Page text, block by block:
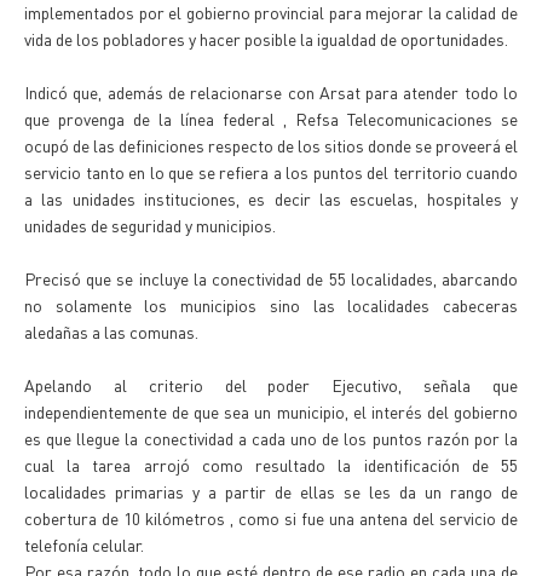
implementados por el gobierno provincial para mejorar la calidad de
vida de los pobladores y hacer posible la igualdad de oportunidades.
Indicó que, además de relacionarse con Arsat para atender todo lo
que provenga de la línea federal , Refsa Telecomunicaciones se
ocupó de las definiciones respecto de los sitios donde se proveerá el
servicio tanto en lo que se refiera a los puntos del territorio cuando
a las unidades instituciones, es decir las escuelas, hospitales y
unidades de seguridad y municipios.
Precisó que se incluye la conectividad de 55 localidades, abarcando
no solamente los municipios sino las localidades cabeceras
aledañas a las comunas.
Apelando al criterio del poder Ejecutivo, señala que
independientemente de que sea un municipio, el interés del gobierno
es que llegue la conectividad a cada uno de los puntos razón por la
cual la tarea arrojó como resultado la identificación de 55
localidades primarias y a partir de ellas se les da un rango de
cobertura de 10 kilómetros , como si fue una antena del servicio de
telefonía celular.
Por esa razón, todo lo que esté dentro de ese radio en cada una de